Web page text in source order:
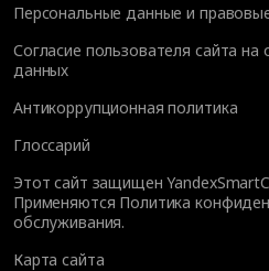
Персональные данные и
Согласие пользователя сайта
данных
Антикоррупционная политика
Глоссарий
Этот сайт защищен
Применяются Политика
обслуживания.
Карта сайта